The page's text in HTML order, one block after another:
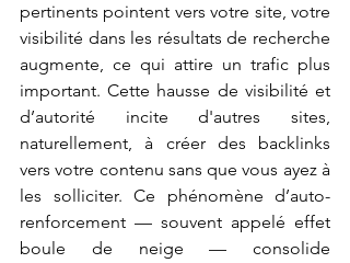
pertinents pointent vers votre site, votre
visibilité dans les résultats de recherche
augmente, ce qui attire un trafic plus
important. Cette hausse de visibilité et
d’autorité incite d'autres sites,
naturellement, à créer des backlinks
vers votre contenu sans que vous ayez à
les solliciter. Ce phénomène d’auto-
renforcement — souvent appelé effet
boule de neige — consolide